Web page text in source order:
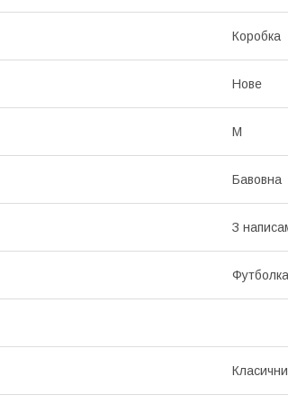
Коробка
Нове
M
Бавовна
З
Футболка